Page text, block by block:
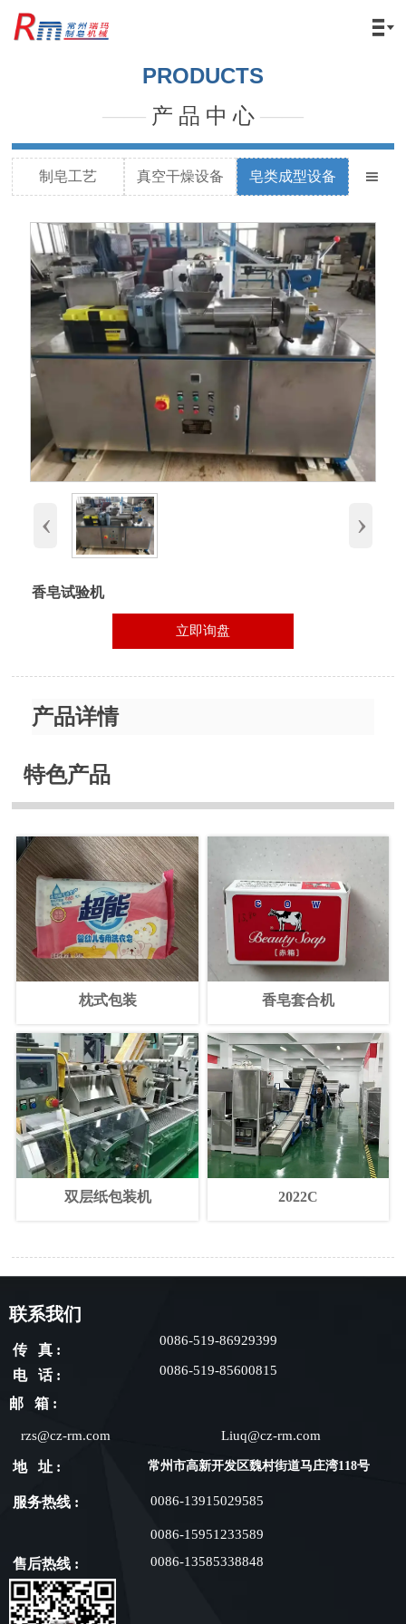

PRODUCTS
—— 产 品 中 心 ——
制皂工艺 真空干燥设备 皂类成型设备 
‹ ›
香皂试验机
立即询盘
产品详情
特色产品
枕式包装 香皂套合机
双层纸包装机 2022C
联系我们
传 真 :
0086-519-86929399
电 话 : 0086-519-85600815
邮 箱 :
rzs@cz-rm.com Liuq@cz-rm.com
地 址 : 常州市高新开发区魏村街道马庄湾118号
服务热线 : 0086-13915029585
0086-15951233589
售后热线 : 0086-13585338848